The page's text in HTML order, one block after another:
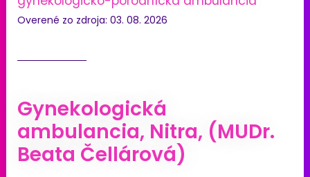
Overené zo zdroja: 03. 08. 2026
Gynekologická
ambulancia, Nitra, (MUDr.
Beata Čellárová)